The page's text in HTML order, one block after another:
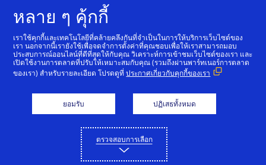
ศูนย์การเรียนรู้เพื่อธุรกิจ วีซ่า ประเทศไทย พื้นฐานการ
หลาย ๆ คุ้กกี้
เราใช้คุกกี้และเทคโนโลยีที่คล้ายคลึงกันที่จำเป็นในการให้บริการเว็บไซต์ของ
เรา นอกจากนี้เรายังใช้เพื่อจดจำการตั้งค่าที่คุณชอบเพื่อให้เราสามารถมอบ
ประสบการณ์ออนไลน์ที่ดีที่สุดให้กับคุณ วิเคราะห์การเข้าชมเว็บไซต์ของเรา และ
เปิดใช้งานการตลาดที่ปรับให้เหมาะสมกับคุณ (รวมถึงผ่านพาร์ทเนอร์การตลาด
ของเรา) สำหรับรายละเอียด โปรดดูที่ประกาศเกี่ยวกับคุกกี้ของเรา
ยอมรับ ปฏิเสธทั้งหมด
ตรวจสอบการเลือก